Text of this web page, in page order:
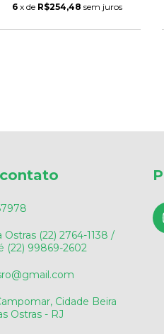
6 x de R$254,48 sem juros
Ostras (22) 2764-1138 /
(22) 99869-2602
Cidade Beira
Ostras - RJ